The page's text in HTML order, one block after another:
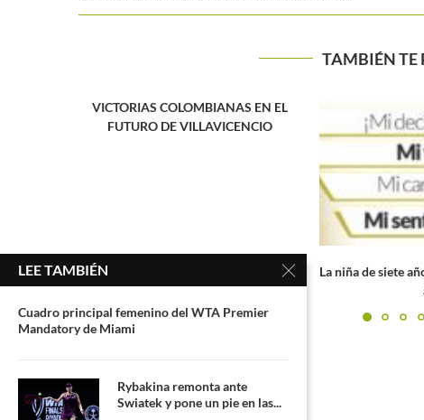
TAMBIÉN TE
La niña de siete años que le ganó puntos
a...
Wimbledon 2026:
la gloria en
LEE TAMBIÉN
Cuadro principal femenino del WTA Premier
Mandatory de Miami
Rybakina remonta ante
Swiatek y pone un pie en las...